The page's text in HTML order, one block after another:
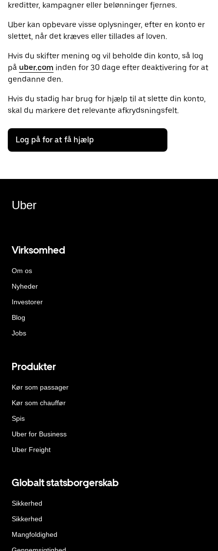
kreditter, kampagner eller belønninger fjernes.
Uber kan opbevare visse oplysninger, efter en konto er
slettet, når det kræves eller tillades af loven.
Hvis du skifter mening og vil beholde din konto, så log
på uber.com inden for 30 dage efter deaktivering for at
gendanne den.
Hvis du stadig har brug for hjælp til at slette din konto,
skal du markere det relevante afkrydsningsfelt.
Log på for at få hjælp
Uber
Virksomhed
Om os
Nyheder
Investorer
Blog
Jobs
Produkter
Kør som passager
Kør som chauffør
Spis
Uber for Business
Uber Freight
Globalt statsborgerskab
Sikkerhed
Sikkerhed
Mangfoldighed